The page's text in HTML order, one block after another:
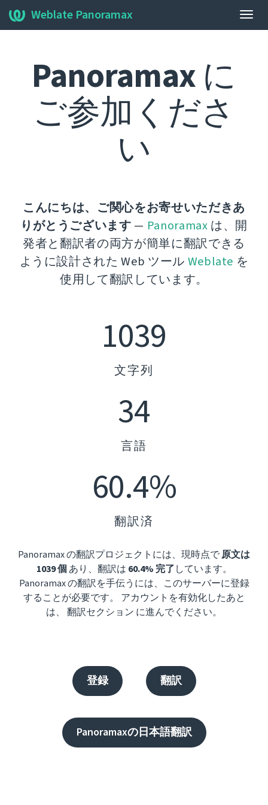
ナ
ビ
Weblate Panoramax
Panoramax に
ご参加くださ
い
こんにちは、ご関心をお寄せいただきあ
りがとうございます — Panoramax は、開
発者と翻訳者の両方が簡単に翻訳できる
ように設計された Web ツール Weblate を
使用して翻訳しています。
1039
文字列
34
言語
60.4%
翻訳済
Panoramax の翻訳プロジェクトには、現時点で原文は
1039 個 あり、翻訳は 60.4% 完了しています。
Panoramax の翻訳を手伝うには、このサーバーに登録
することが必要です。 アカウントを有効化したあと
は、 翻訳セクション に進んでください。
登録 翻訳
Panoramaxの日本語翻訳